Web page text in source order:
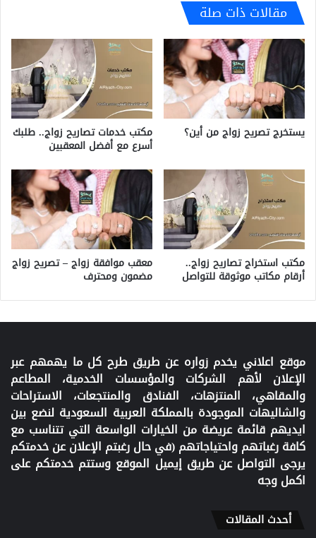
مقالات ذات صلة
يستخرج تصريح زواج من أين؟ مكتب خدمات تصاريح زواج.. طلبك
أسرع مع أفضل المعقبين
مكتب استخراج تصاريح زواج..
أرقام مكاتب موثوقة للتواصل
معقب موافقة زواج – تصريح زواج
مضمون ومحترف
موقع اعلاني يخدم زواره عن طريق طرح كل ما يهمهم عبر
الإعلان لأهم الشركات والمؤسسات الخدمية، المطاعم
والمقاهي، المنتزهات، الفنادق والمنتجعات، الاستراحات
والشاليهات الموجودة بالمملكة العربية السعودية لنضع بين
ايديهم قائمة عريضة من الخيارات الواسعة التي تتناسب مع
كافة رغباتهم واحتياجاتهم (في حال رغبتم الإعلان عن خدمتكم
يرجى التواصل عن طريق إيميل الموقع وستتم خدمتكم على
اكمل وجه
أحدث المقالات